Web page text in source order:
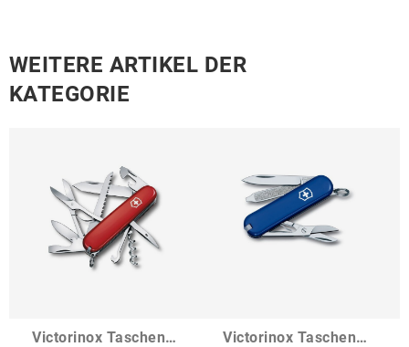
WEITERE ARTIKEL DER
KATEGORIE
Victorinox Taschenmesser Huntsman
Victorinox Taschenmesser Classic SD Colors